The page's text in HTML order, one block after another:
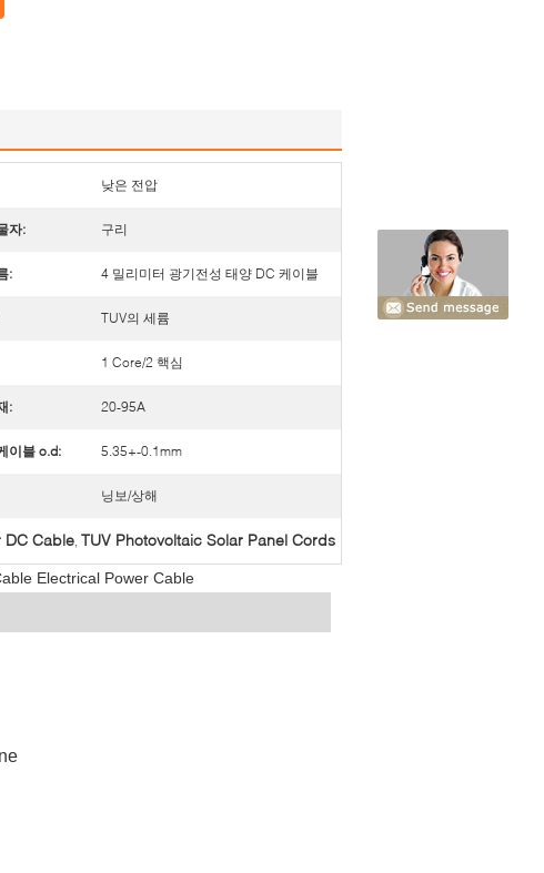
낮은 전압
자: 구리
: 4 밀리미터 광기전성 태양 DC 케이블
TUV의 세륨
1 Core/2 핵심
: 20-95A
이블 o.d: 5.35+-0.1mm
닝보/상해
DC Cable, TUV Photovoltaic Solar Panel Cords
Electrical Power Cable